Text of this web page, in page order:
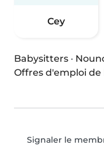
Cey
Babysitters ·
Offres d'emploi
Signaler le